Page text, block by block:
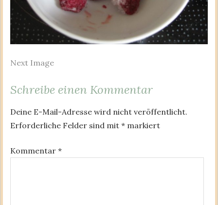
Next Image
Schreibe einen Kommentar
Deine E-Mail-Adresse wird nicht veröffentlicht.
Erforderliche Felder sind mit * markiert
Kommentar *